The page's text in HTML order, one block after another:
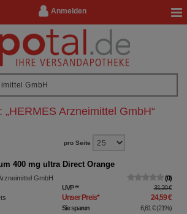
Anmelden
„HERMES Arzneimittel GmbH“
pro Seite
400 mg ultra Direct Orange
GmbH
0
UVP** 31,20 €
Unser Preis* 24,59 €
Sie sparen 6,61 €(21%)